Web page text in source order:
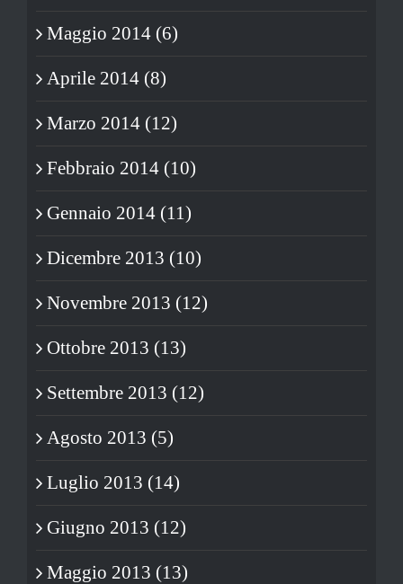
Maggio 2014 (6)
Aprile 2014 (8)
Marzo 2014 (12)
Febbraio 2014 (10)
Gennaio 2014 (11)
Dicembre 2013 (10)
Novembre 2013 (12)
Ottobre 2013 (13)
Settembre 2013 (12)
Agosto 2013 (5)
Luglio 2013 (14)
Giugno 2013 (12)
Maggio 2013 (13)